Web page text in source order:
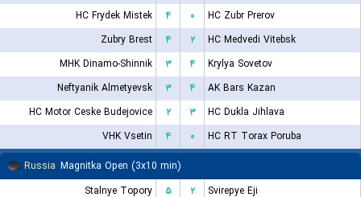
HC Frydek Mistek
۴ ۰
HC Zubr Prerov
Zubry Brest
۴ ۲
HC Medvedi Vitebsk
MHK Dinamo-Shinnik
۳ ۴
Krylya Sovetov
Neftyanik Almetyevsk
۳ ۴
AK Bars Kazan
HC Motor Ceske Budejovice
۲ ۳
HC Dukla Jihlava
VHK Vsetin
۴ ۰
HC RT Torax Poruba
Russia Magnitka Open (3x10 min)
Stalnye Topory
۵ ۲
Svirepye Eji